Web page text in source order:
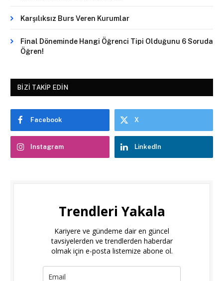
Karşılıksız Burs Veren Kurumlar
Final Döneminde Hangi Öğrenci Tipi Olduğunu 6 Soruda
Öğren!
BIZI TAKIP EDIN
Facebook X
Instagram LinkedIn
Trendleri Yakala
Kariyere ve gündeme dair en güncel
tavsiyelerden ve trendlerden haberdar
olmak için e-posta listemize abone ol.